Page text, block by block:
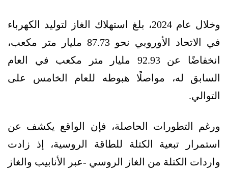
وخلال عام 2024، بلغ استهلاك الغاز لتوليد الكهرباء
في الاتحاد الأوروبي نحو 87.73 مليار متر مكعب،
انخفاضًا عن 92.93 مليار متر مكعب في العام
السابق له، مواصلًا هبوطه للعام الخامس على
التوالي.
ورغم التطورات الحاصلة، فإن الواقع يكشف عن
استمرار تبعية الكتلة للطاقة الروسية، إذ زادت
واردات الكتلة من الغاز الروسي -عبر الأنابيب والغاز